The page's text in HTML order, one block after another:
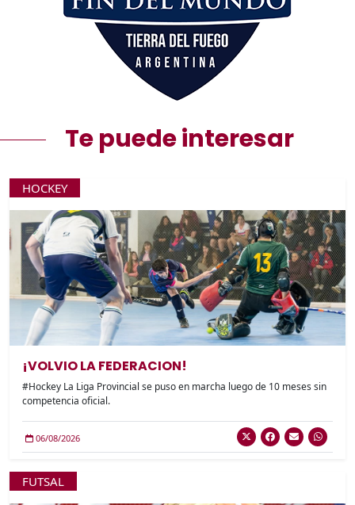
Te puede interesar
HOCKEY
¡VOLVIO LA FEDERACION!
#Hockey La Liga Provincial se puso en marcha luego de 10 meses sin
competencia oficial.
06/08/2026
FUTSAL